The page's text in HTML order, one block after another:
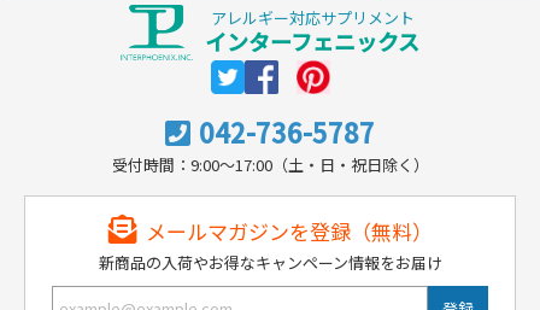
アレルギー対応サプリメント
インターフェニックス
042-736-5787
受付時間：9:00～17:00（土・日・祝日除く）
メールマガジンを登録（無料）
新商品の入荷やお得なキャンペーン情報をお届け